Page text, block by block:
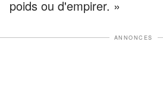
poids ou d'empirer. »
ANNONCES